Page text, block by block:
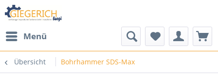
Menü
Übersicht Bohrhammer SDS-Max